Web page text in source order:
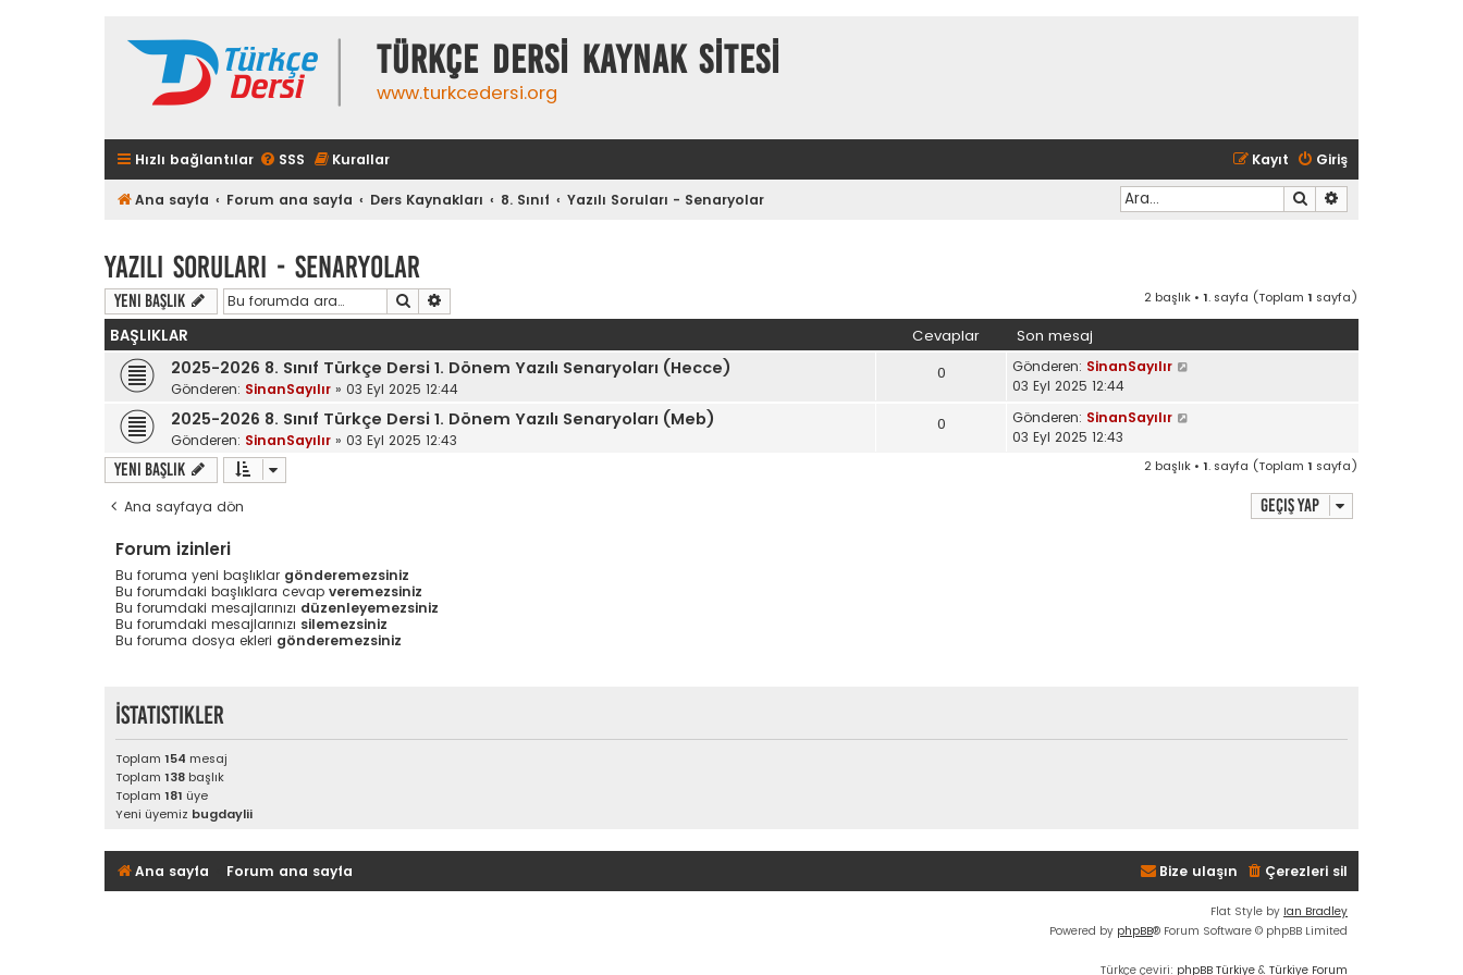
TÜRKÇE DERSİ KAYNAK SİTESİ
www.turkcedersi.org
Hızlı bağlantılar SSS Kurallar Giriş
Kayıt
Ana sayfa Forum ana sayfa Ders Kaynakları 8. Sınıf Yazılı Soruları - Senaryolar Ara
Yazılı Soruları - Senaryolar
Yeni Başlık Ara 2 başlık • 1. sayfa (Toplam 1 sayfa)
BAŞLIKLAR Cevaplar Son mesaj
2025-2026 8. Sınıf Türkçe Dersi 1. Dönem Yazılı Senaryoları (Hecce)
Gönderen: SinanSayılır » 03 Eyl 2025 12:44
0 Gönderen: SinanSayılır
03 Eyl 2025 12:44
2025-2026 8. Sınıf Türkçe Dersi 1. Dönem Yazılı Senaryoları (Meb)
Gönderen: SinanSayılır » 03 Eyl 2025 12:43
0 Gönderen: SinanSayılır
03 Eyl 2025 12:43
Yeni Başlık 2 başlık • 1. sayfa (Toplam 1 sayfa)
Ana sayfaya dön Geçiş yap
Forum izinleri
Bu foruma yeni başlıklar gönderemezsiniz
Bu forumdaki başlıklara cevap veremezsiniz
Bu forumdaki mesajlarınızı düzenleyemezsiniz
Bu forumdaki mesajlarınızı silemezsiniz
Bu foruma dosya ekleri gönderemezsiniz
İstatistikler
Toplam 154 mesaj
Toplam 138 başlık
Toplam 181 üye
Yeni üyemiz bugdaylii
Ana sayfa Forum ana sayfa Çerezleri sil
Bize ulaşın
Flat Style by Ian Bradley
Powered by phpBB® Forum Software © phpBB Limited
Türkçe çeviri: phpBB Türkiye & Türkiye Forum